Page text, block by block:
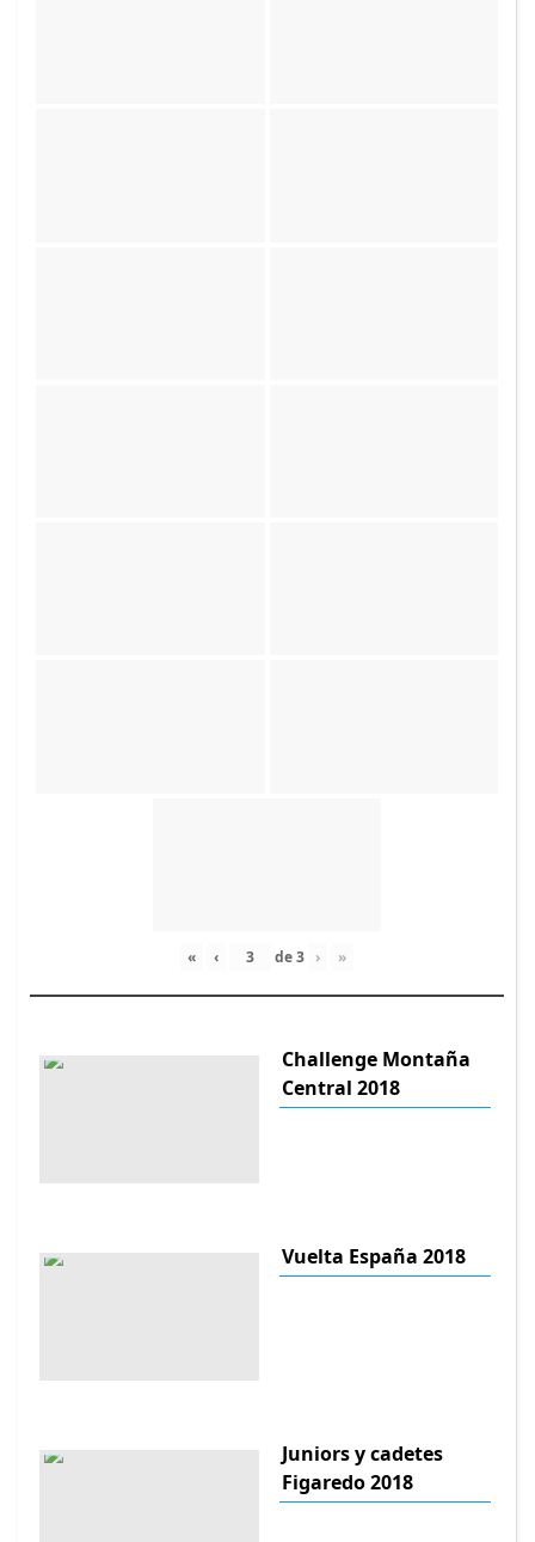
« ‹ de3 › »
Challenge Montaña
Central 2018
Vuelta España 2018
Juniors y cadetes
Figaredo 2018